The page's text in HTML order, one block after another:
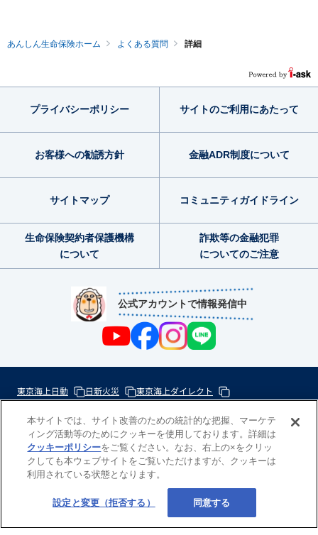
あんしん生命保険ホーム よくある質問 詳細
公式アカウントで情報発信中
プライバシーポリシー サイトのご利用にあたって
お客様への勧誘方針 金融ADR制度について
サイトマップ コミュニティガイドライン
生命保険契約者保護機構
について
詐欺等の金融犯罪
についてのご注意
東京海上日動 日新火災
東京海上ダイレクト
東京海上ミレア少額短期
次
の
一
東
上
Copyright(c) 東京海上日動あんしん生命
本サイトでは、サイト改善のための統計的な把握、マーケテ
ィング活動等のためにクッキーを使用しております。詳細は
クッキーポリシーをご覧ください。なお、右上の×をクリッ
クしても本ウェブサイトをご覧いただけますが、クッキーは
利用されている状態となります。
設定と変更（拒否する） 同意する